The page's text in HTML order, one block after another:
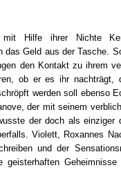
mit Hilfe ihrer Nichte
Geld aus der Tasche.
den Kontakt zu ihrem
ob er es ihr nachträgt,
werden soll ebenso
der mit seinem
der doch als einziger
Violett, Roxannes
und der
Geheimnisse